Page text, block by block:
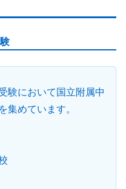
験において国立附属中
集めています。